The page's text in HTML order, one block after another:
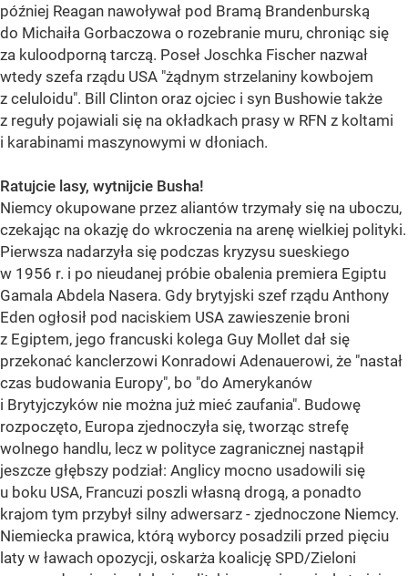
później Reagan nawoływał pod Bramą Brandenburską
do Michaiła Gorbaczowa o rozebranie muru, chroniąc się
za kuloodporną tarczą. Poseł Joschka Fischer nazwał
wtedy szefa rządu USA "żądnym strzelaniny kowbojem
z celuloidu". Bill Clinton oraz ojciec i syn Bushowie także
z reguły pojawiali się na okładkach prasy w RFN z koltami
i karabinami maszynowymi w dłoniach.
Ratujcie lasy, wytnijcie Busha!
Niemcy okupowane przez aliantów trzymały się na uboczu,
czekając na okazję do wkroczenia na arenę wielkiej polityki.
Pierwsza nadarzyła się podczas kryzysu sueskiego
w 1956 r. i po nieudanej próbie obalenia premiera Egiptu
Gamala Abdela Nasera. Gdy brytyjski szef rządu Anthony
Eden ogłosił pod naciskiem USA zawieszenie broni
z Egiptem, jego francuski kolega Guy Mollet dał się
przekonać kanclerzowi Konradowi Adenauerowi, że "nastał
czas budowania Europy", bo "do Amerykanów
i Brytyjczyków nie można już mieć zaufania". Budowę
rozpoczęto, Europa zjednoczyła się, tworząc strefę
wolnego handlu, lecz w polityce zagranicznej nastąpił
jeszcze głębszy podział: Anglicy mocno usadowili się
u boku USA, Francuzi poszli własną drogą, a ponadto
krajom tym przybył silny adwersarz - zjednoczone Niemcy.
Niemiecka prawica, którą wyborcy posadzili przed pięciu
laty w ławach opozycji, oskarża koalicję SPD/Zieloni